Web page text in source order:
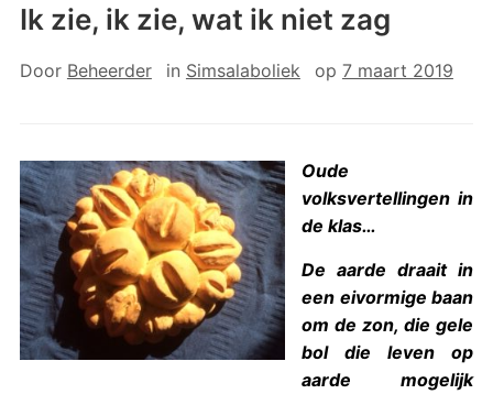
Ik zie, ik zie, wat ik niet zag
Door Beheerder in Simsalaboliek op 7 maart 2019
Oude
volksvertellingen in
de klas…
De aarde draait in
een eivormige baan
om de zon, die gele
bol die leven op
aarde mogelijk